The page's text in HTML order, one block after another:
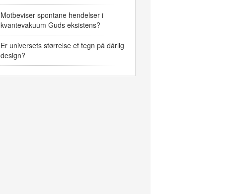
Motbeviser spontane hendelser i
kvantevakuum Guds eksistens?
Er universets størrelse et tegn på dårlig
design?